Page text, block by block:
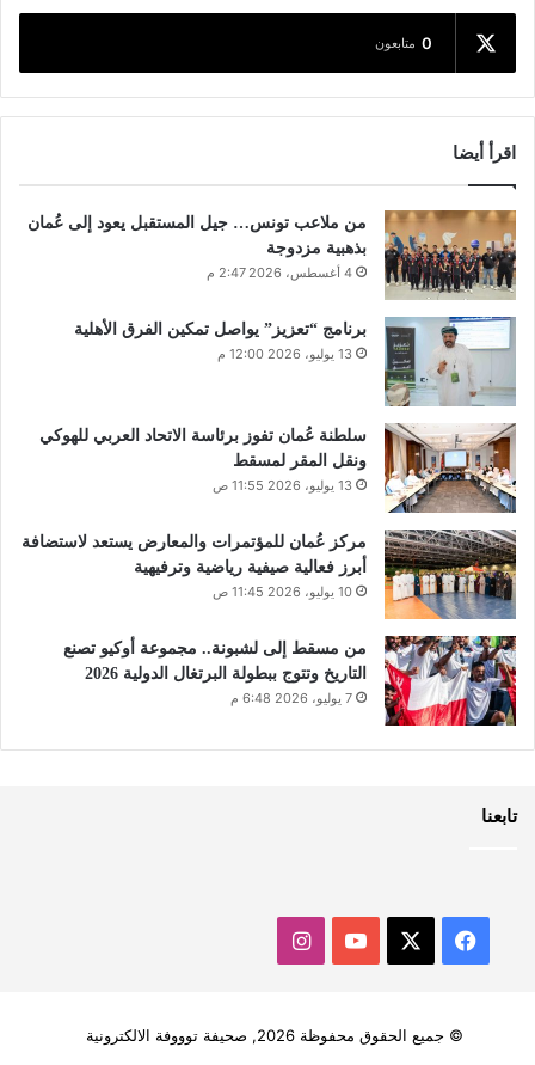
0 متابعون
اقرأ أيضا
من ملاعب تونس… جيل المستقبل يعود إلى عُمان
بذهبية مزدوجة
4 أغسطس، 2026 2:47 م
برنامج “تعزيز” يواصل تمكين الفرق الأهلية
13 يوليو، 2026 12:00 م
سلطنة عُمان تفوز برئاسة الاتحاد العربي للهوكي
ونقل المقر لمسقط
13 يوليو، 2026 11:55 ص
مركز عُمان للمؤتمرات والمعارض يستعد لاستضافة
أبرز فعالية صيفية رياضية وترفيهية
10 يوليو، 2026 11:45 ص
من مسقط إلى لشبونة.. مجموعة أوكيو تصنع
التاريخ وتتوج ببطولة البرتغال الدولية 2026
7 يوليو، 2026 6:48 م
تابعنا
فيسبوك ‫YouTubeانستقرام
© جميع الحقوق محفوظة 2026, صحيفة توووفة الالكترونية